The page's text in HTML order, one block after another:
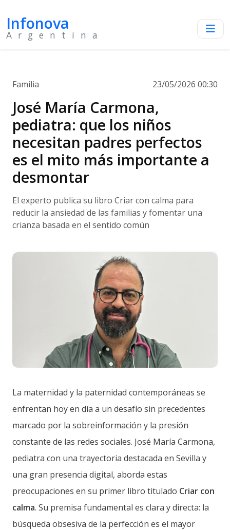
Infonova
Argentina
Familia 23/05/2026 00:30
José María Carmona,
pediatra: que los niños
necesitan padres perfectos
es el mito más importante a
desmontar
El experto publica su libro Criar con calma para
reducir la ansiedad de las familias y fomentar una
crianza basada en el sentido común
La maternidad y la paternidad contemporáneas se
enfrentan hoy en día a un desafío sin precedentes
marcado por la sobreinformación y la presión
constante de las redes sociales. José María Carmona,
pediatra con una trayectoria destacada en Sevilla y
una gran presencia digital, aborda estas
preocupaciones en su primer libro titulado Criar con
calma. Su premisa fundamental es clara y directa: la
búsqueda obsesiva de la perfección es el mayor